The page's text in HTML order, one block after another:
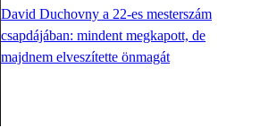
David Duchovny a 22-es mesterszám
csapdájában: mindent megkapott, de
majdnem elveszítette önmagát